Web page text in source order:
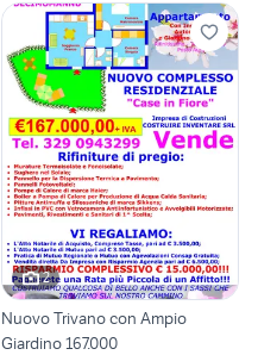
2
Nuovo Trivano con Ampio
Giardino 167.000